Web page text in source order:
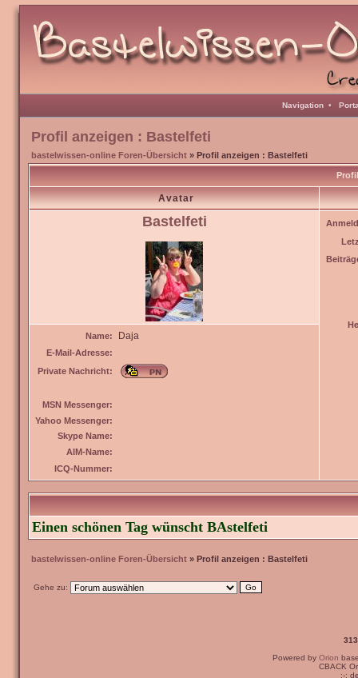
Navigation •
Profil anzeigen : Bastelfeti
bastelwissen-online Foren-Übersicht » Profil anzeigen : Bastelfeti
Avatar
Bastelfeti
Name:
Daja
E-Mail-Adresse:
Private Nachricht:
MSN Messenger:
Yahoo Messenger:
Skype Name:
AIM-Name:
ICQ-Nummer:
Einen schönen Tag wünscht BAstelfeti
bastelwissen-online Foren-Übersicht » Profil anzeigen : Bastelfeti
Gehe zu:
Powered by Orion
CBACK
:-: